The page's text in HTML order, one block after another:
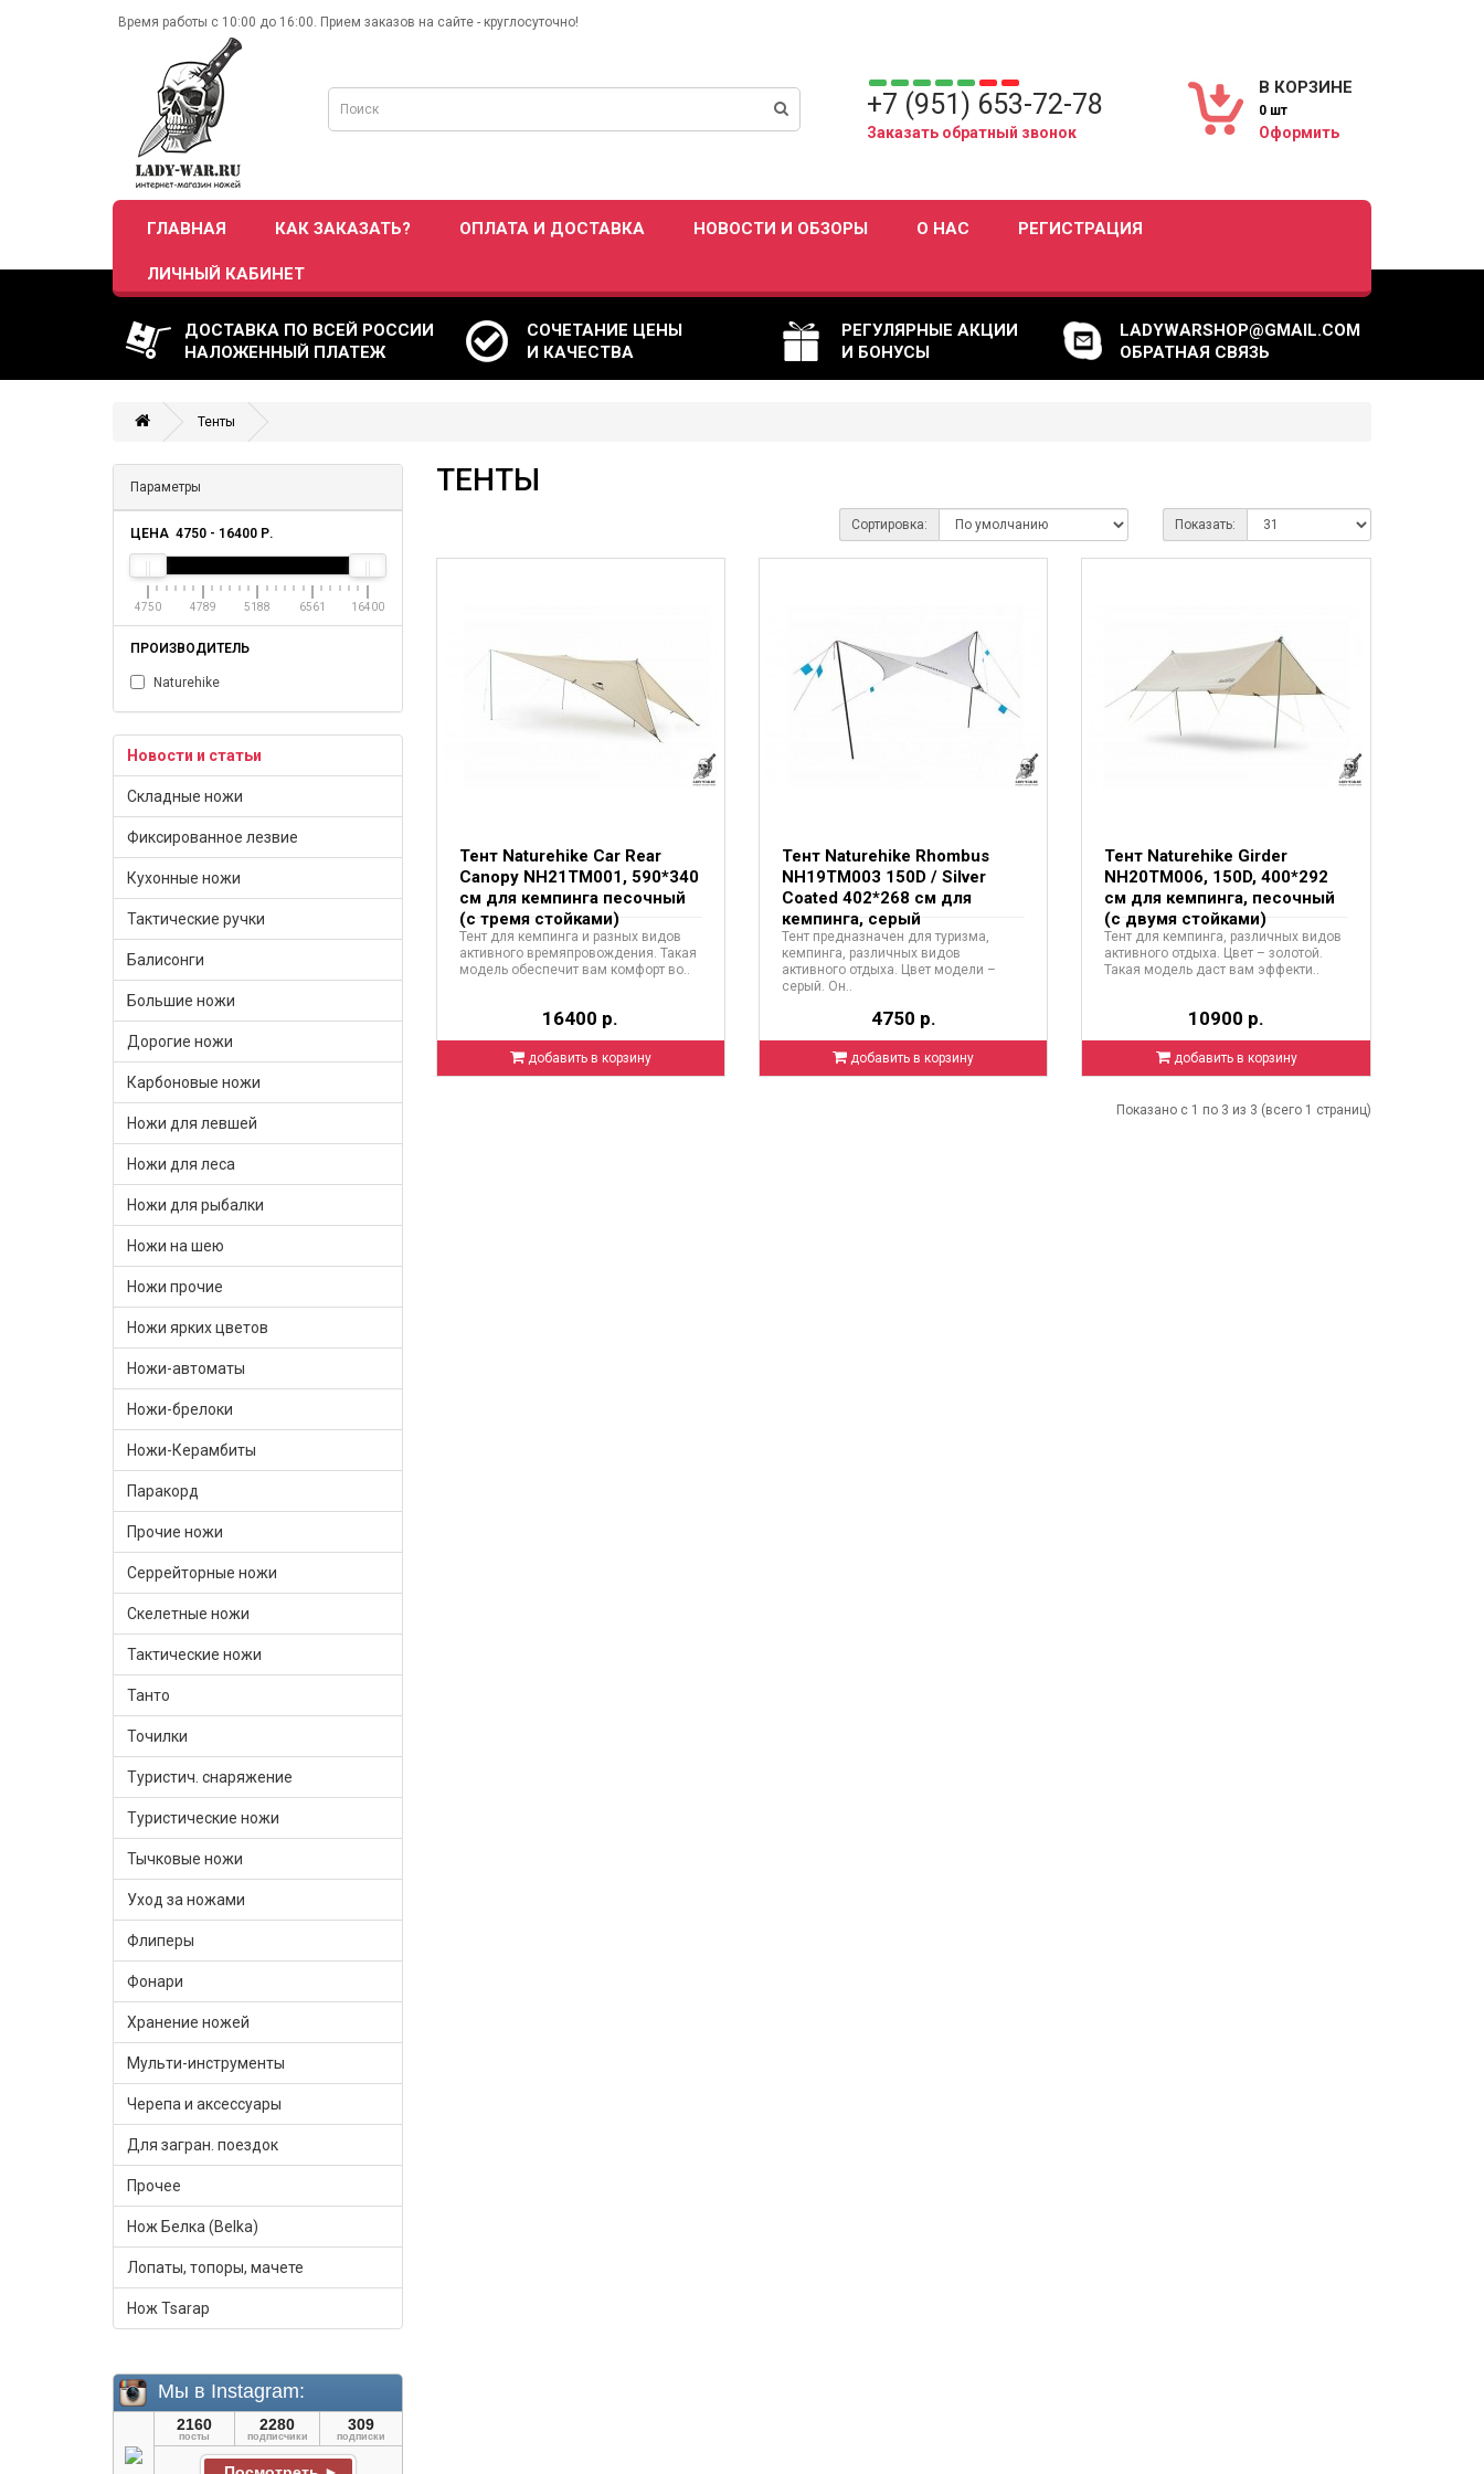
Время работы с 10:00 до 16:00. Прием заказов на сайте - круглосуточно!
+7 (951) 653-72-78
Заказать обратный звонок
В КОРЗИНЕ
0 шт
Оформить
ГЛАВНАЯ КАК ЗАКАЗАТЬ? ОПЛАТА И ДОСТАВКА НОВОСТИ И ОБЗОРЫ О НАС РЕГИСТРАЦИЯ
ЛИЧНЫЙ КАБИНЕТ
ДОСТАВКА ПО ВСЕЙ РОССИИ
НАЛОЖЕННЫЙ ПЛАТЕЖ
СОЧЕТАНИЕ ЦЕНЫ
И КАЧЕСТВА
РЕГУЛЯРНЫЕ АКЦИИ
И БОНУСЫ
LADYWARSHOP@GMAIL.COM
ОБРАТНАЯ СВЯЗЬ
Тенты
Параметры
ЦЕНА 4750 - 16400 Р.
4750 4789 5188 6561 16400
ПРОИЗВОДИТЕЛЬ
Naturehike
Новости и статьи
Складные ножи
Фиксированное лезвие
Кухонные ножи
Тактические ручки
Балисонги
Большие ножи
Дорогие ножи
Карбоновые ножи
Ножи для левшей
Ножи для леса
Ножи для рыбалки
Ножи на шею
Ножи прочие
Ножи ярких цветов
Ножи-автоматы
Ножи-брелоки
Ножи-Керамбиты
Паракорд
Прочие ножи
Серрейторные ножи
Скелетные ножи
Тактические ножи
Танто
Точилки
Туристич. снаряжение
Туристические ножи
Тычковые ножи
Уход за ножами
Флиперы
Фонари
Хранение ножей
Мульти-инструменты
Черепа и аксессуары
Для загран. поездок
Прочее
Нож Белка (Belka)
Лопаты, топоры, мачете
Нож Tsarap
ТЕНТЫ
Сортировка: Показать:
Тент Naturehike Car Rear
Canopy NH21TM001, 590*340
см для кемпинга песочный
(с тремя стойками)
Тент для кемпинга и разных видов
активного времяпровождения. Такая
модель обеспечит вам комфорт во..
16400 р.
добавить в корзину
Тент Naturehike Rhombus
NH19TM003 150D / Silver
Coated 402*268 см для
кемпинга, серый
Тент предназначен для туризма,
кемпинга, различных видов
активного отдыха. Цвет модели –
серый. Он..
4750 р.
добавить в корзину
Тент Naturehike Girder
NH20TM006, 150D, 400*292
см для кемпинга, песочный
(с двумя стойками)
Тент для кемпинга, различных видов
активного отдыха. Цвет – золотой.
Такая модель даст вам эффекти..
10900 р.
добавить в корзину
Показано с 1 по 3 из 3 (всего 1 страниц)